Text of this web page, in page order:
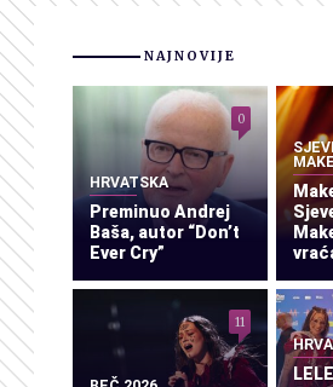
NAJNOVIJE
HRVATSKA
Preminuo Andrej
Baša, autor “Don’t
Ever Cry”
0
11